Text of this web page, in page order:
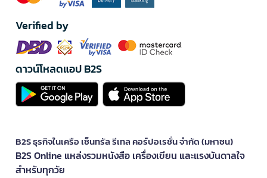
Verified by
ดาวน์โหลดแอป B2S
B2S ธุรกิจในเครือ เซ็นทรัล รีเทล คอร์ปอเรชั่น จำกัด (มหาชน)
B2S Online แหล่งรวมหนังสือ เครื่องเขียน และแรงบันดาลใจ
สำหรับทุกวัย